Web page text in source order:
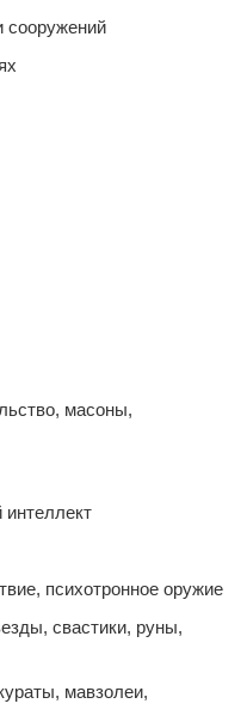
сооружений
масоны,
интеллект
психотронное оружие
свастики, руны,
мавзолеи,